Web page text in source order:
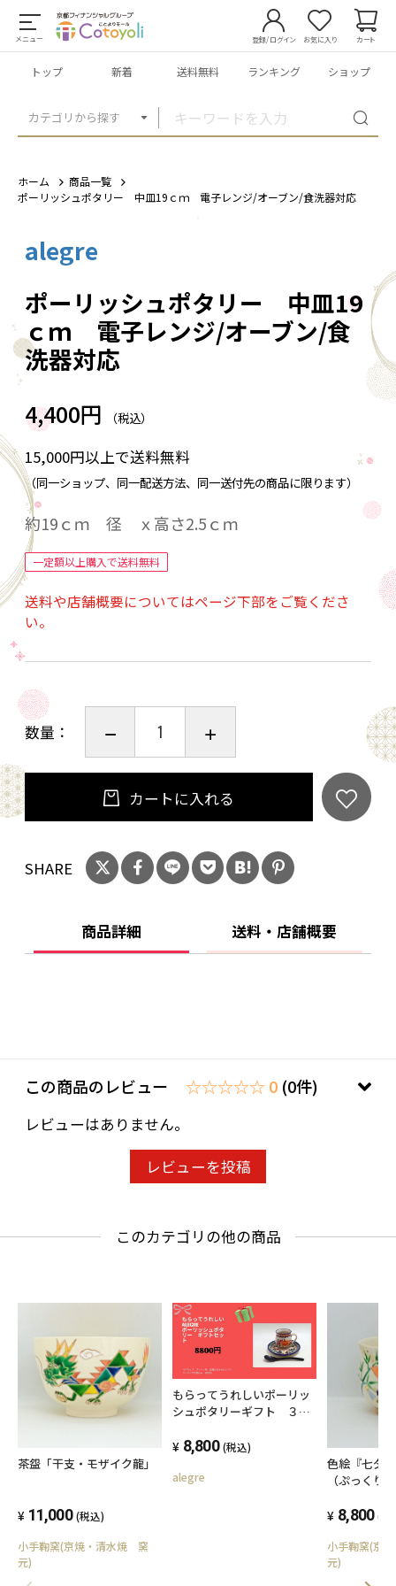
メニュー
カテゴリから探す
登録/ログイン お気に入り カート
トップ 新着 送料無料 ランキング ショップ
ホーム
商品一覧
ポーリッシュポタリー 中皿19ｃｍ 電子レンジ/オーブン/食洗器対応
alegre
ポーリッシュポタリー 中皿19
ｃｍ 電子レンジ/オーブン/食
洗器対応
4,400円 （税込）
15,000円以上で送料無料
（同一ショップ、同一配送方法、同一送付先の商品に限ります）
約19ｃｍ 径 ｘ高さ2.5ｃｍ
一定額以上購入で送料無料
送料や店舗概要についてはページ下部をご覧くださ
い。
数量：
カートに入れる
SHARE
商品詳細 送料・店舗概要
この商品のレビュー ☆☆☆☆☆ 0 (0件)
レビューはありません。
レビューを投稿
このカテゴリの他の商品
茶盌「干支・モザイク龍」
11,000 (税込)
小手鞠窯(京焼・清水焼 窯
元)
もらってうれしいポーリッ
シュポタリーギフト ３点
8,800 (税込)
alegre
色絵『七夕
（ぷっくり
8,800 (税
小手鞠窯(京
元)